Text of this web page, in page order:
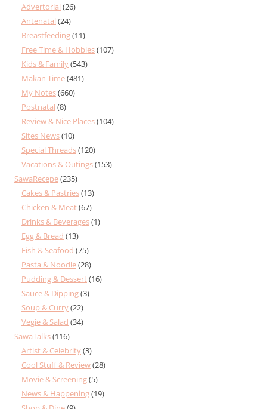
Advertorial (26)
Antenatal (24)
Breastfeeding(11)
Free Time & Hobbies(107)
Kids & Family(543)
Makan Time(481)
My Notes(660)
Postnatal (8)
Review & Nice Places(104)
Sites News(10)
Special Threads(120)
Vacations & Outings(153)
SawaRecepe(235)
Cakes & Pastries(13)
Chicken & Meat(67)
Drinks & Beverages(1)
Egg & Bread (13)
Fish & Seafood (75)
Pasta & Noodle(28)
Pudding & Dessert(16)
Sauce & Dipping(3)
Soup & Curry(22)
Vegie & Salad (34)
SawaTalks(116)
Artist & Celebrity(3)
Cool Stuff & Review(28)
Movie & Screening(5)
News & Happening(19)